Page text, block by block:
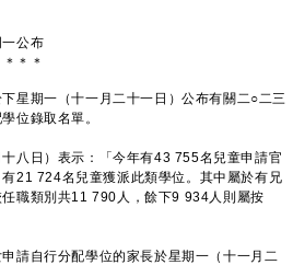
公布
＊ ＊ ＊
期一（十一月二十一日）公布有關二○二三
位錄取名單。
日）表示：「今年有43 755名兒童申請官
21 724名兒童獲派此類學位。其中屬於有兄
職類別共11 790人，餘下9 934人則屬按
自行分配學位的家長於星期一（十一月二